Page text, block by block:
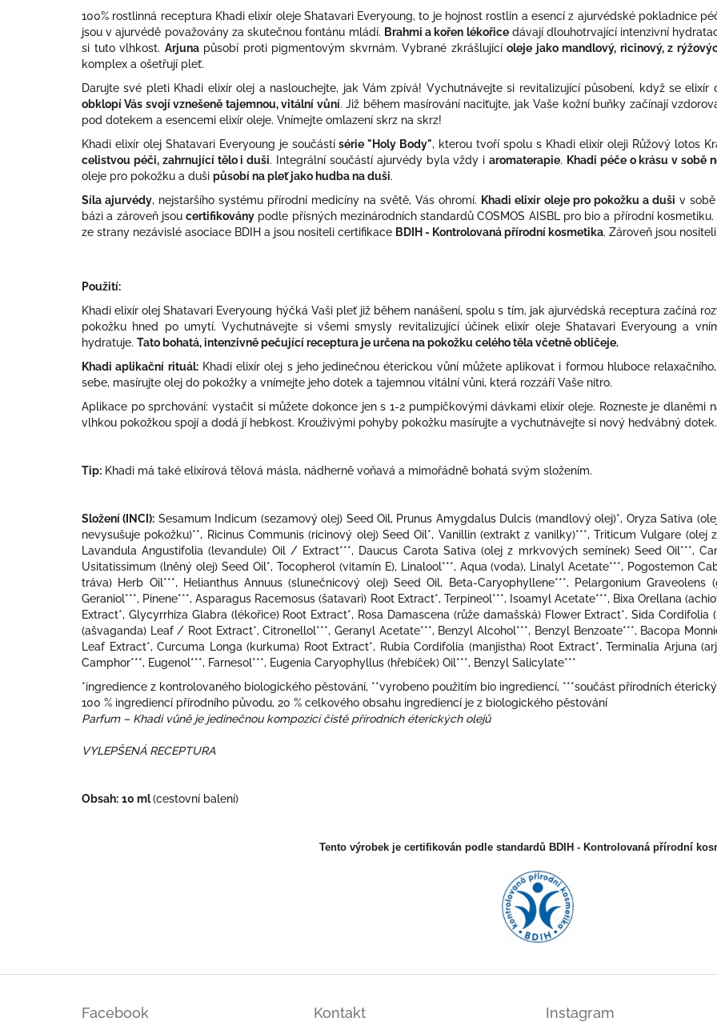
100% rostlinná receptura Khadi elixír oleje Shatavari Everyoung, to je hojnost rostlin a esencí z ajurvédské pokladnice
jsou v ajurvédě považovány za skutečnou fontánu mládí. Brahmi a kořen lékořicedávají dlouhotrvající intenzivní
si tuto vlhkost. Arjunapůsobí proti pigmentovým skvrnám. Vybrané zkrášlující oleje jako mandlový, ricinový, z
komplex a ošetřují pleť.
Darujte své pleti Khadi elixír olej a naslouchejte, jak Vám zpívá! Vychutnávejte si revitalizující působení, když se
obklopí Vás svojí vznešeně tajemnou, vitální vůní. Již během masírování naciťujte, jak Vaše kožní buňky začínají
pod dotekem a esencemi elixír oleje. Vnímejte omlazení skrz na skrz!
Khadi elixír olej Shatavari Everyoung je součástísérie "Holy Body", kterou tvoří spolu s Khadi elixír oleji Růžový lotos
celistvou péči, zahrnující tělo i duši. Integrální součástí ajurvédy byla vždy iaromaterapie. Khadi péče o krásu v sobě
oleje pro pokožku a duši působí na pleť jako hudba na duši.
Síla ajurvédy, nejstaršího systému přírodní medicíny na světě, Vás ohromí. Khadi elixír oleje pro pokožku a duši v
bázi a zároveň jsou certifikovány podle přísných mezinárodních standardů COSMOS AISBL pro bio a přírodní
ze strany nezávislé asociace BDIH a jsou nositeli certifikace BDIH - Kontrolovaná přírodní kosmetika. Zároveň jsou
Použití:
Khadi elixír olej Shatavari Everyoung hýčká Vaši pleť již během nanášení, spolu s tím, jak ajurvédská receptura začíná
pokožku hned po umytí. Vychutnávejte si všemi smysly revitalizující účinek elixír oleje Shatavari Everyoung a
hydratuje. Tato bohatá, intenzivně pečující receptura je určena na pokožku celého těla včetně obličeje.
Khadi aplikační rituál:Khadi elixír olej s jeho jedinečnou éterickou vůní můžete aplikovat i formou hluboce
sebe, masírujte olej do pokožky a vnímejte jeho dotek a tajemnou vitální vůni, která rozzáří Vaše nitro.
Aplikace po sprchování: vystačit si můžete dokonce jen s 1-2 pumpičkovými dávkami elixír oleje. Rozneste je dlaněmi
vlhkou pokožkou spojí a dodá jí hebkost. Krouživými pohyby pokožku masírujte a vychutnávejte si nový hedvábný dotek.
Tip: Khadi má také elixírová tělová másla, nádherně voňavá a mimořádně bohatá svým složením.
Složení (INCI): Sesamum Indicum (sezamový olej) Seed Oil, Prunus Amygdalus Dulcis (mandlový olej)*, Oryza Sativa
nevysušuje pokožku)**, Ricinus Communis (ricinový olej) Seed Oil*, Vanillin (extrakt z vanilky)***, Triticum Vulgare (olej
Lavandula Angustifolia (levandule) Oil / Extract***, Daucus Carota Sativa (olej z mrkvových semínek) Seed Oil***,
Usitatissimum (lněný olej) Seed Oil*, Tocopherol (vitamín E), Linalool***, Aqua (voda), Linalyl Acetate***, Pogostemon
tráva) Herb Oil***, Helianthus Annuus (slunečnicový olej) Seed Oil, Beta-Caryophyllene***, Pelargonium Graveolens
Geraniol***, Pinene***, Asparagus Racemosus (šatavari) Root Extract*, Terpineol***, Isoamyl Acetate***, Bixa Orellana
Extract*, Glycyrrhiza Glabra (lékořice) Root Extract*, Rosa Damascena (růže damašská) Flower Extract*, Sida
(ašvaganda) Leaf / Root Extract*, Citronellol***, Geranyl Acetate***, Benzyl Alcohol***, Benzyl Benzoate***, Bacopa
Leaf Extract*, Curcuma Longa (kurkuma) Root Extract*, Rubia Cordifolia (manjistha) Root Extract*, Terminalia Arjuna
Camphor***, Eugenol***, Farnesol***, Eugenia Caryophyllus (hřebíček) Oil***, Benzyl Salicylate***
*ingredience z kontrolovaného biologického pěstování, **vyrobeno použitím bio ingrediencí, ***součást přírodních
100 % ingrediencí přírodního původu, 20 % celkového obsahu ingrediencí je z biologického pěstování
Parfum – Khadi vůně je jedinečnou kompozicí čistě přírodních éterických olejů
VYLEPŠENÁ RECEPTURA
Obsah: 10 ml(cestovní balení)
Tento výrobek je certifikován podle standardů BDIH - Kontrolovaná přírodní
Facebook Kontakt Instagram